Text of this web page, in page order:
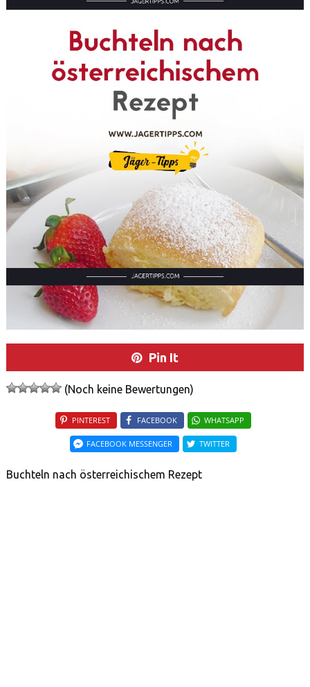
Pin It
(Noch keine Bewertungen)
PINTEREST FACEBOOK WHATSAPP
FACEBOOK MESSENGER TWITTER
Buchteln nach österreichischem Rezept